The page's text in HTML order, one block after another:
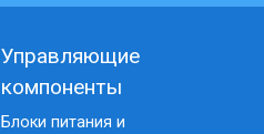
Управляющие
компоненты
Блоки питания и